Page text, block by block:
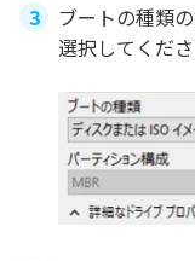
ブートの種類
選択してくださ